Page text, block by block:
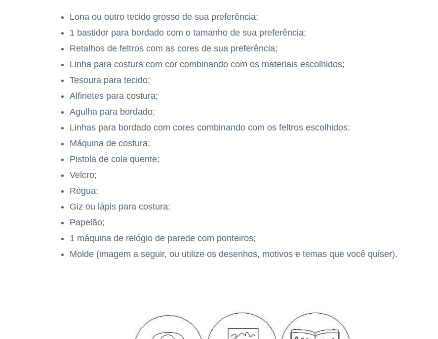
Lona ou outro tecido grosso de sua preferência;
1 bastidor para bordado com o tamanho de sua preferência;
Retalhos de feltros com as cores de sua preferência;
Linha para costura com cor combinando com os materiais escolhidos;
Tesoura para tecido;
Alfinetes para costura;
Agulha para bordado;
Linhas para bordado com cores combinando com os feltros escolhidos;
Máquina de costura;
Pistola de cola quente;
Velcro;
Régua;
Giz ou lápis para costura;
Papelão;
1 máquina de relógio de parede com ponteiros;
Molde (imagem a seguir, ou utilize os desenhos, motivos e temas que você quiser).